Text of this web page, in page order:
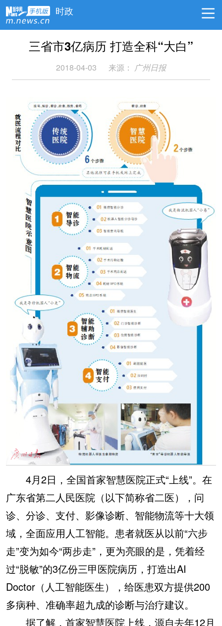
时政
三省市3亿病历 打造全科“大白”
2018-04-03 来源： 广州日报
4月2日，全国首家智慧医院正式“上线”。在
广东省第二人民医院（以下简称省二医），问
诊、分诊、支付、影像诊断、智能物流等十大领
域，全面应用人工智能。患者就医从以前“六步
走”变为如今“两步走”，更为亮眼的是，凭着经
过“脱敏”的3亿份三甲医院病历，打造出AI
Doctor（人工智能医生），给医患双方提供200
多病种、准确率超九成的诊断与治疗建议。
据了解，首家智慧医院上线，源自去年12月